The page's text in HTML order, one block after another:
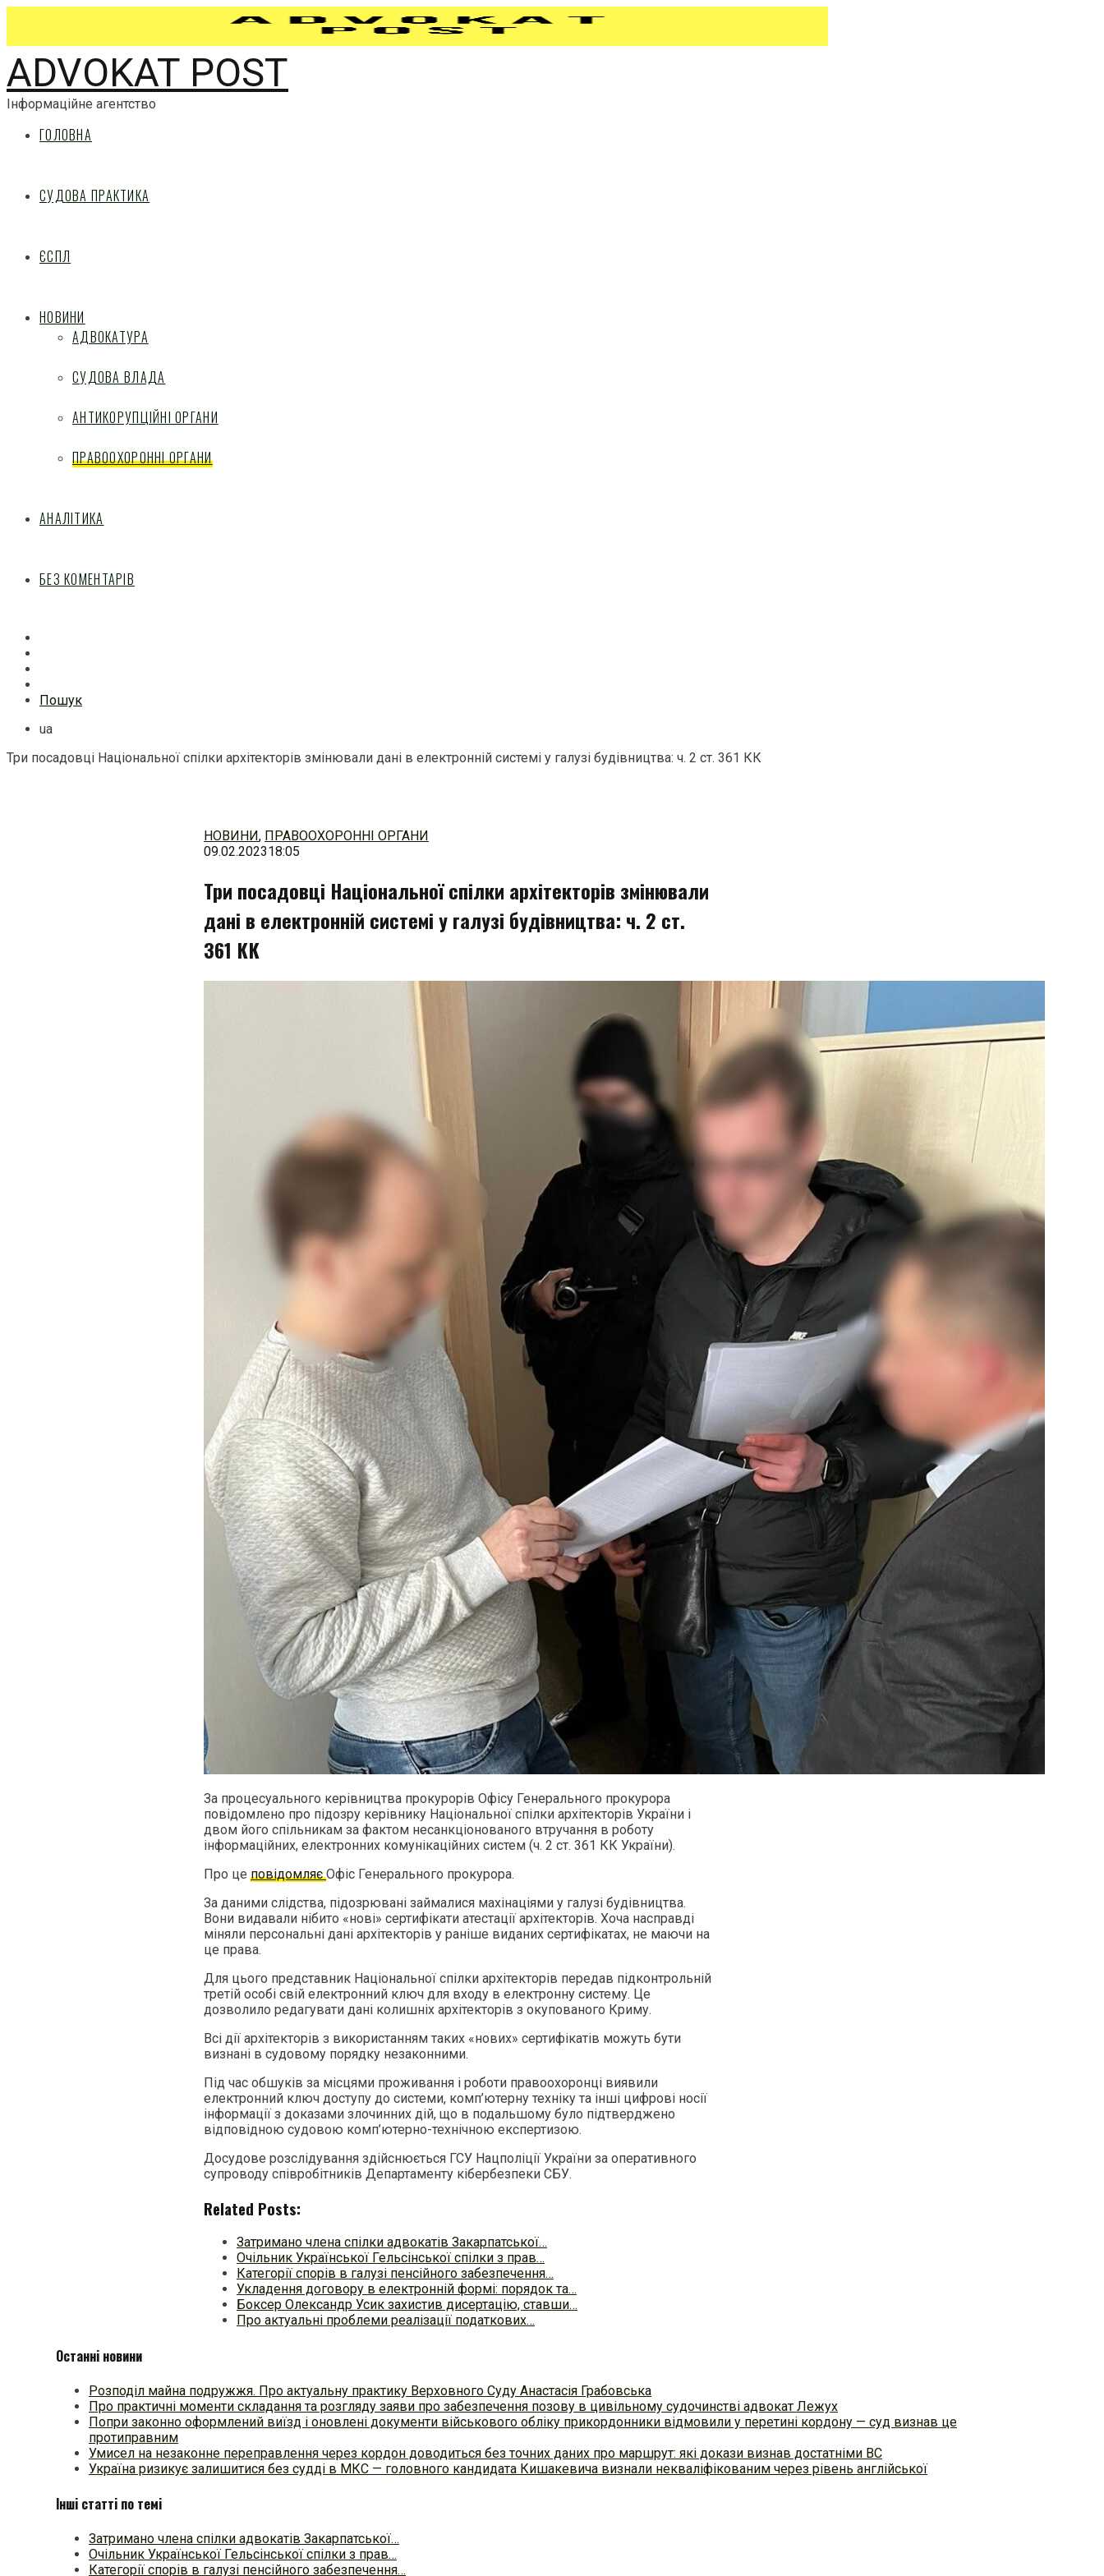
ADVOKAT POST
Інформаційне агентство
ГОЛОВНА
СУДОВА ПРАКТИКА
ЄСПЛ
НОВИНИ
АДВОКАТУРА
СУДОВА ВЛАДА
АНТИКОРУПЦІЙНІ ОРГАНИ
ПРАВООХОРОННІ ОРГАНИ
АНАЛІТИКА
БЕЗ КОМЕНТАРІВ
Пошук
ua
Три посадовці Національної спілки архітекторів змінювали дані в електронній системі у галузі будівництва: ч. 2 ст. 361 КК
НОВИНИ, ПРАВООХОРОННІ ОРГАНИ
09.02.202318:05
Три посадовці Національної спілки архітекторів змінювали
дані в електронній системі у галузі будівництва: ч. 2 ст.
361 КК
За процесуального керівництва прокурорів Офісу Генерального прокурора
повідомлено про підозру керівнику Національної спілки архітекторів України і
двом його спільникам за фактом несанкціонованого втручання в роботу
інформаційних, електронних комунікаційних систем (ч. 2 ст. 361 КК України).
Про це повідомляєОфіс Генерального прокурора.
За даними слідства, підозрювані займалися махінаціями у галузі будівництва.
Вони видавали нібито «нові» сертифікати атестації архітекторів. Хоча насправді
міняли персональні дані архітекторів у раніше виданих сертифікатах, не маючи на
це права.
Для цього представник Національної спілки архітекторів передав підконтрольній
третій особі свій електронний ключ для входу в електронну систему. Це
дозволило редагувати дані колишніх архітекторів з окупованого Криму.
Всі дії архітекторів з використанням таких «нових» сертифікатів можуть бути
визнані в судовому порядку незаконними.
Під час обшуків за місцями проживання і роботи правоохоронці виявили
електронний ключ доступу до системи, комп’ютерну техніку та інші цифрові носії
інформації з доказами злочинних дій, що в подальшому було підтверджено
відповідною судовою комп’ютерно-технічною експертизою.
Досудове розслідування здійснюється ГСУ Нацполіції України за оперативного
супроводу співробітників Департаменту кібербезпеки СБУ.
Related Posts:
Затримано члена спілки адвокатів Закарпатської…
Очільник Української Гельсінської спілки з прав…
Категорії спорів в галузі пенсійного забезпечення…
Укладення договору в електронній формі: порядок та…
Боксер Олександр Усик захистив дисертацію, ставши…
Про актуальні проблеми реалізації податкових…
Останні новини
Розподіл майна подружжя. Про актуальну практику Верховного Суду Анастасія Грабовська
Про практичні моменти складання та розгляду заяви про забезпечення позову в цивільному судочинстві адвокат Лежух
Попри законно оформлений виїзд і оновлені документи військового обліку прикордонники відмовили у перетині кордону — суд визнав це
протиправним
Умисел на незаконне переправлення через кордон доводиться без точних даних про маршрут: які докази визнав достатніми ВС
Україна ризикує залишитися без судді в МКС — головного кандидата Кишакевича визнали некваліфікованим через рівень англійської
Інші статті по темі
Затримано члена спілки адвокатів Закарпатської…
Очільник Української Гельсінської спілки з прав…
Категорії спорів в галузі пенсійного забезпечення…